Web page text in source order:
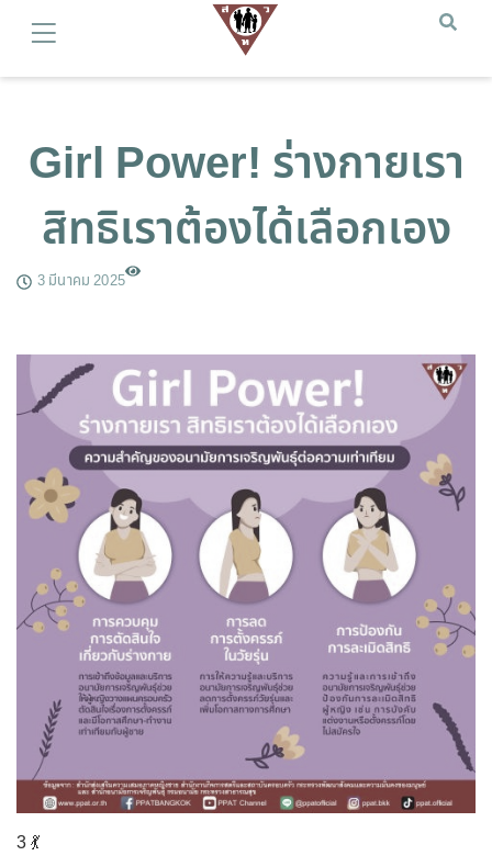
Girl Power! ร่างกายเรา
สิทธิเราต้องได้เลือกเอง
3 มีนาคม 2025
3 💃